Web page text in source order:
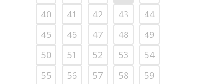
40
41 42 43
44
45
46 47 48
49
50
51 52 53
54
55
56 57 58
59